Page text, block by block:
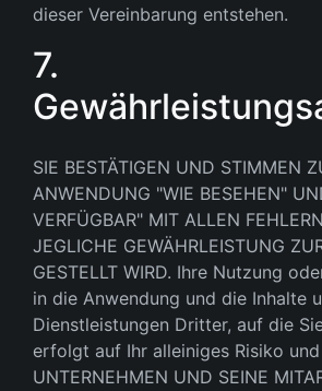
dieser Vereinbarung entstehen.
7.
SIE BESTÄTIGEN UND STIMMEN
ANWENDUNG "WIE BESEHEN"
VERFÜGBAR" MIT ALLEN
JEGLICHE GEWÄHRLEISTUNG
GESTELLT WIRD. Ihre Nutzung
in die Anwendung und die Inhalte
Dienstleistungen Dritter, auf die
erfolgt auf Ihr alleiniges Risiko
UNTERNEHMEN UND SEINE